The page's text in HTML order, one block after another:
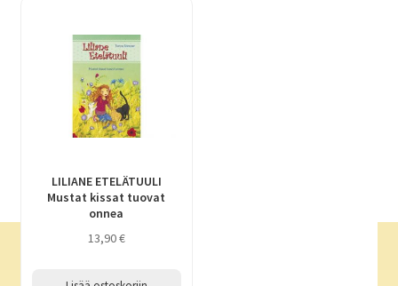
LILIANE ETELÄTUULI
Mustat kissat tuovat
onnea
13,90€